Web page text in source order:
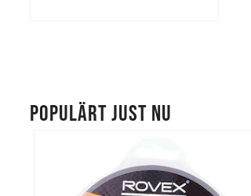
POPULÄRT JUST NU